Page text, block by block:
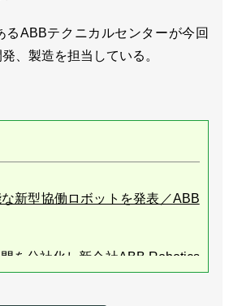
ABBテクニカルセンターが今回
、製造を担当している。
新型協働ロボットを発表／ABB
を分社化し新会社ABB Robotics